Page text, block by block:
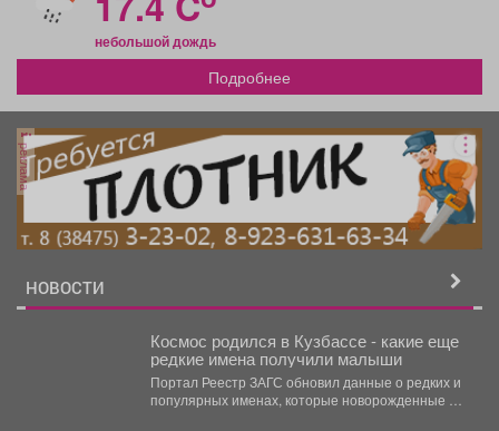
небольшой дождь
Подробнее
реклама
НОВОСТИ
Космос родился в Кузбассе - какие еще
редкие имена получили малыши
Портал Реестр ЗАГС обновил данные о редких и
популярных именах, которые новорожденные в